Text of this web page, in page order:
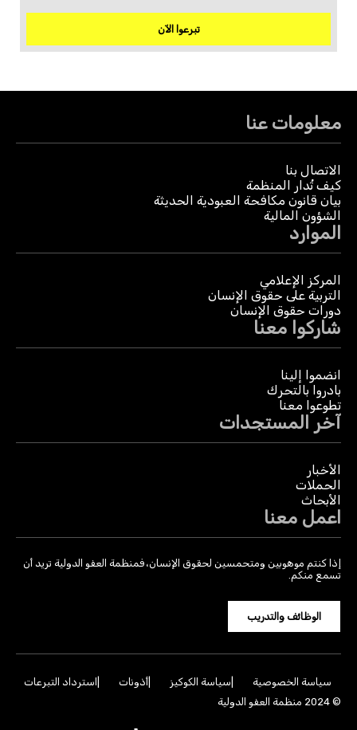
تبرعوا الآن
معلومات عنا
الاتصال بنا
كيف تُدار المنظمة
بيان قانون مكافحة العبودية الحديثة
الشؤون المالية
الموارد
المركز الإعلامي
التربية على حقوق الإنسان
دورات حقوق الإنسان
شاركوا معنا
انضموا إلينا
بادروا بالتحرك
تطوعوا معنا
آخر المستجدات
الأخبار
الحملات
الأبحاث
اعمل معنا
إذا كنتم موهوبين ومتحمسين لحقوق الإنسان، فمنظمة العفو الدولية تريد أن
تسمع منكم.
الوظائف والتدريب
سياسة الخصوصية سياسة الكوكيز أذونات
استرداد التبرعات
© 2024 منظمة العفو الدولية